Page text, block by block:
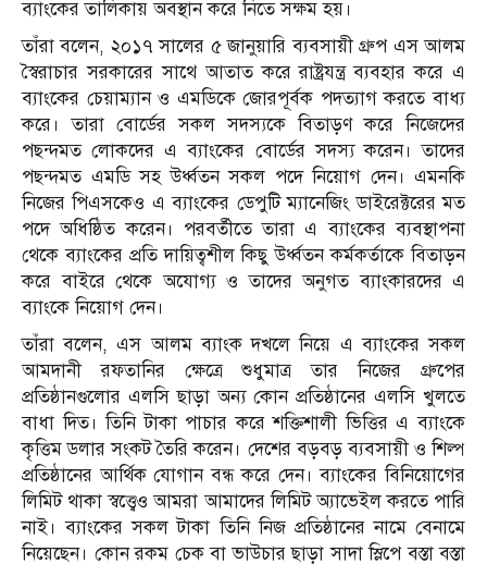
ব্যাংকের তালিকায় অবস্থান করে নিতে সক্ষম হয়।
তাঁরা বলেন, ২০১৭ সালের ৫ জানুয়ারি ব্যবসায়ী গ্রুপ এস আলম
স্বৈরাচার সরকারের সাথে আতাত করে রাষ্ট্রযন্ত্র ব্যবহার করে এ
ব্যাংকের চেয়াম্যান ও এমডিকে জোরপূর্বক পদত্যাগ করতে বাধ্য
করে। তারা বোর্ডের সকল সদস্যকে বিতাড়ণ করে নিজেদের
পছন্দমত লোকদের এ ব্যাংকের বোর্ডের সদস্য করেন। তাদের
পছন্দমত এমডি সহ উর্ধ্বতন সকল পদে নিয়োগ দেন। এমনকি
নিজের পিএসকেও এ ব্যাংকের ডেপুটি ম্যানেজিং ডাইরেক্টরের মত
পদে অধিষ্ঠিত করেন। পরবর্তীতে তারা এ ব্যাংকের ব্যবস্থাপনা
থেকে ব্যাংকের প্রতি দায়িত্বশীল কিছু উর্ধ্বতন কর্মকর্তাকে বিতাড়ন
করে বাইরে থেকে অযোগ্য ও তাদের অনুগত ব্যাংকারদের এ
ব্যাংকে নিয়োগ দেন।
তাঁরা বলেন, এস আলম ব্যাংক দখলে নিয়ে এ ব্যাংকের সকল
আমদানী রফতানির ক্ষেত্রে শুধুমাত্র তার নিজের গ্রুপের
প্রতিষ্ঠানগুলোর এলসি ছাড়া অন্য কোন প্রতিষ্ঠানের এলসি খুলতে
বাধা দিত। তিনি টাকা পাচার করে শক্তিশালী ভিত্তির এ ব্যাংকে
কৃত্তিম ডলার সংকট তৈরি করেন। দেশের বড়বড় ব্যবসায়ী ও শিল্প
প্রতিষ্ঠানের আর্থিক যোগান বন্ধ করে দেন। ব্যাংকের বিনিয়োগের
লিমিট থাকা স্বত্ত্বেও আমরা আমাদের লিমিট অ্যাভেইল করতে পারি
নাই। ব্যাংকের সকল টাকা তিনি নিজ প্রতিষ্ঠানের নামে বেনামে
নিয়েছেন। কোন রকম চেক বা ভাউচার ছাড়া সাদা স্লিপে বস্তা বস্তা